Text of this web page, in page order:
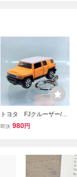
トヨタ FJクルーザー/G
SJ15W /キーホルダー
即決 980円